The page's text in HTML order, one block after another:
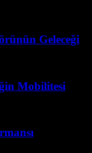
Geleceği
Mobilitesi